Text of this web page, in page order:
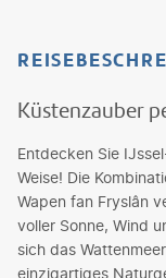
Küstenzauber
Entdecken Sie
Weise! Die
Wapen fan Fryslân
voller Sonne, Wind
sich das
einzigartiges